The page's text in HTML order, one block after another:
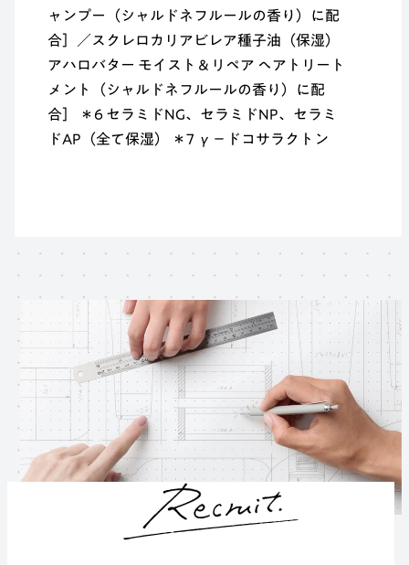
ャンプー（シャルドネフルールの香り）に配
合］／スクレロカリアビレア種子油（保湿）
アハロバター モイスト＆リペア ヘアトリート
メント（シャルドネフルールの香り）に配
合］ ＊6 セラミドNG、セラミドNP、セラミ
ドAP（全て保湿） ＊7 γ－ドコサラクトン